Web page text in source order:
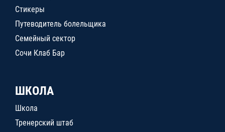
Стикеры
Путеводитель болельщика
Семейный сектор
Сочи Клаб Бар
ШКОЛА
Школа
Тренерский штаб